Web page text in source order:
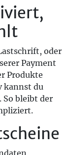
oder
Payment
Produkte
kannst du
bleibt der